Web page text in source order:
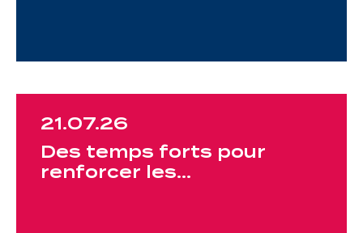
21.07.26
Des temps forts pour
renforcer les…